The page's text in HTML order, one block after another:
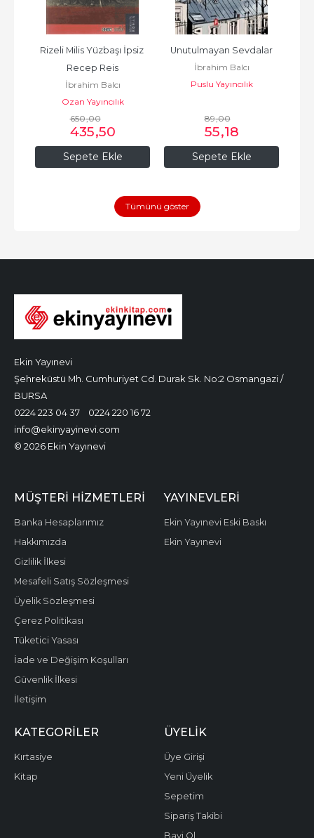
Sepete Ekle
Rizeli Milis Yüzbaşı İpsiz
Recep Reis
İbrahim Balcı
Ozan Yayıncılık
650,00
435,50
Sepete Ekle
Unutulmayan Sevdalar
İbrahim Balcı
Puslu Yayıncılık
89,00
55,18
Tümünü göster
Ekin Yayınevi
Şehreküstü Mh. Cumhuriyet Cd. Durak Sk. No:2 Osmangazi /
BURSA
0224 223 04 37
0224 220 16 72
info@ekinyayinevi.com
© 2026 Ekin Yayınevi
MÜŞTERI HIZMETLERI
Banka Hesaplarımız
Hakkımızda
Gizlilik İlkesi
Mesafeli Satış Sözleşmesi
Üyelik Sözleşmesi
Çerez Politikası
Tüketici Yasası
İade ve Değişim Koşulları
Güvenlik İlkesi
İletişim
YAYINEVLERI
Ekin Yayınevi Eski Baskı
Ekin Yayınevi
KATEGORILER
Kırtasiye
Kitap
ÜYELIK
Üye Girişi
Yeni Üyelik
Sepetim
Sipariş Takibi
Bayi Ol